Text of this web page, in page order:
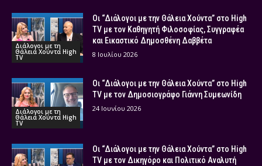
Διάλογοι με τη
Θάλεια Χούντα High
TV
Οι “Διάλογοι με την Θάλεια Χούντα” στο High
TV με τον Καθηγητή Φιλοσοφίας, Συγγραφέα
και Εικαστικό Δημοσθένη Δαββέτα
8 Ιουλίου 2026
Διάλογοι με τη
Θάλεια Χούντα High
TV
Οι “Διάλογοι με την Θάλεια Χούντα” στο High
TV με τον Δημοσιογράφο Γιάννη Συμεωνίδη
24 Ιουνίου 2026
Οι “Διάλογοι με την Θάλεια Χούντα” στο High
TV με τον Δικηγόρο και Πολιτικό Αναλυτή